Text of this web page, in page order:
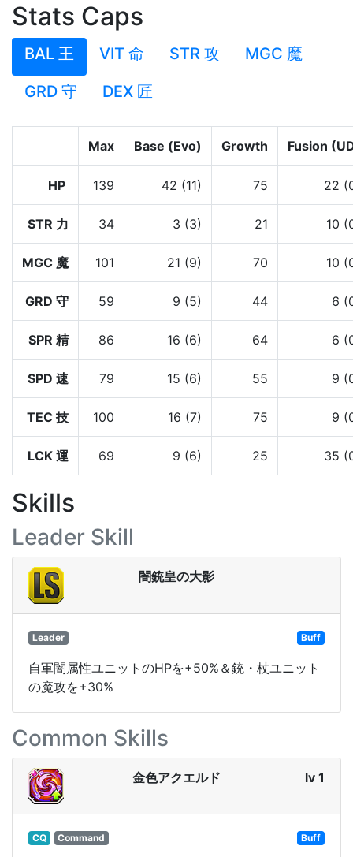
Stats Caps
BAL 王 VIT 命 STR 攻
MGC 魔
GRD 守
DEX 匠
Max Base (Evo) Growth Fusion
HP 139 42 (11) 75 22
STR 力 34 3 (3) 21 10
MGC 魔 101 21 (9) 70 10
GRD 守 59 9 (5) 44 6
SPR 精 86 16 (6) 64 6
SPD 速 79 15 (6) 55 9
TEC 技 100 16 (7) 75 9
LCK 運 69 9 (6) 25 35
Skills
Leader Skill
闇銃皇の大影
Leader Buff
自軍闇属性ユニットのHPを+50%＆銃・杖ユニット
の魔攻を+30%
Common Skills
金色アクエルド lv 1
CQ Command Buff